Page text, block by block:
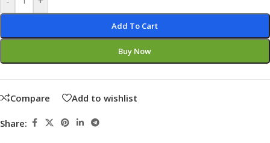
Add To Cart
Buy Now
Compare Add to wishlist
Share: